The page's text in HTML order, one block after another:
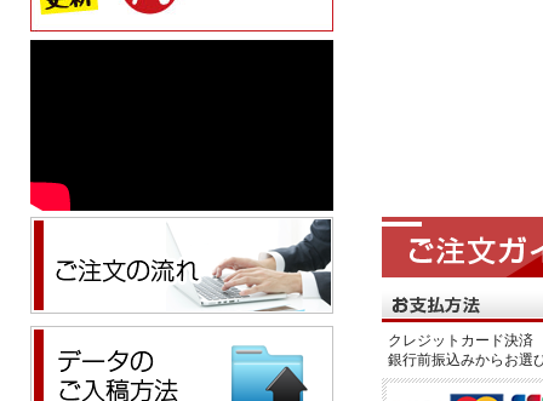
クレジットカード決
銀行前振込みからお選